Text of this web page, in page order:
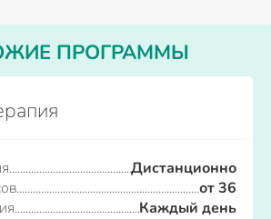
ПРОГРАММЫ
Дистанционно
от 36
Каждый день